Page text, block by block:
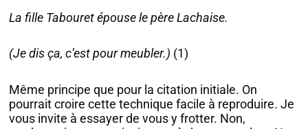
La fille Tabouret épouse le père Lachaise.
(Je dis ça, c’est pour meubler.) (1)
Même principe que pour la citation initiale. On
pourrait croire cette technique facile à reproduire. Je
vous invite à essayer de vous y frotter. Non,